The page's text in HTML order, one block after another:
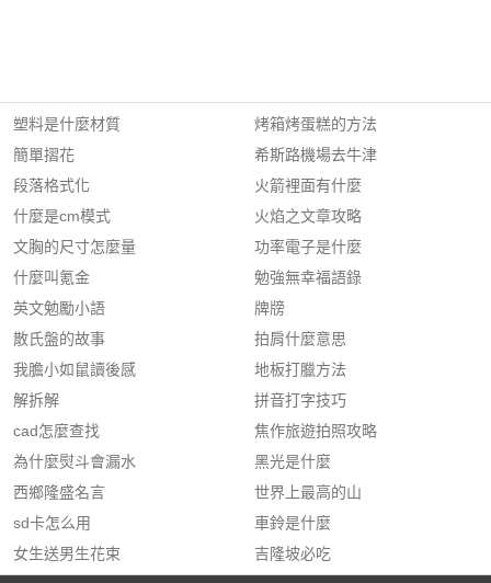
塑料是什麼材質
簡單摺花
段落格式化
什麼是cm模式
文胸的尺寸怎麼量
什麼叫氪金
英文勉勵小語
散氏盤的故事
我膽小如鼠讀後感
解拆解
cad怎麼查找
為什麼熨斗會漏水
西鄉隆盛名言
sd卡怎么用
女生送男生花束
烤箱烤蛋糕的方法
希斯路機場去牛津
火箭裡面有什麼
火焰之文章攻略
功率電子是什麼
勉強無幸福語錄
牌牓
拍肩什麼意思
地板打臘方法
拼音打字技巧
焦作旅遊拍照攻略
黑光是什麼
世界上最高的山
車鈴是什麼
吉隆坡必吃